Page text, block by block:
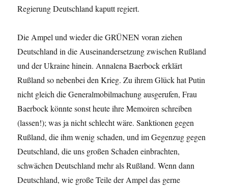
Regierung Deutschland kaputt regiert.
Die Ampel und wieder die GRÜNEN voran ziehen
Deutschland in die Auseinandersetzung zwischen Rußland
und der Ukraine hinein. Annalena Baerbock erklärt
Rußland so nebenbei den Krieg. Zu ihrem Glück hat Putin
nicht gleich die Generalmobilmachung ausgerufen, Frau
Baerbock könnte sonst heute ihre Memoiren schreiben
(lassen!); was ja nicht schlecht wäre. Sanktionen gegen
Rußland, die ihm wenig schaden, und im Gegenzug gegen
Deutschland, die uns großen Schaden einbrachten,
schwächen Deutschland mehr als Rußland. Wenn dann
Deutschland, wie große Teile der Ampel das gerne